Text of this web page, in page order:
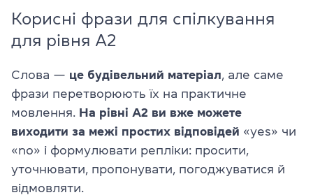
Корисні фрази для спілкування
для рівня A2
Слова — це будівельний матеріал , але саме
фрази перетворюють їх на практичне
мовлення. На рівні A2 ви вже можете
виходити за межі простих відповідей «yes» чи
«no» і формулювати репліки: просити,
уточнювати, пропонувати, погоджуватися й
відмовляти.